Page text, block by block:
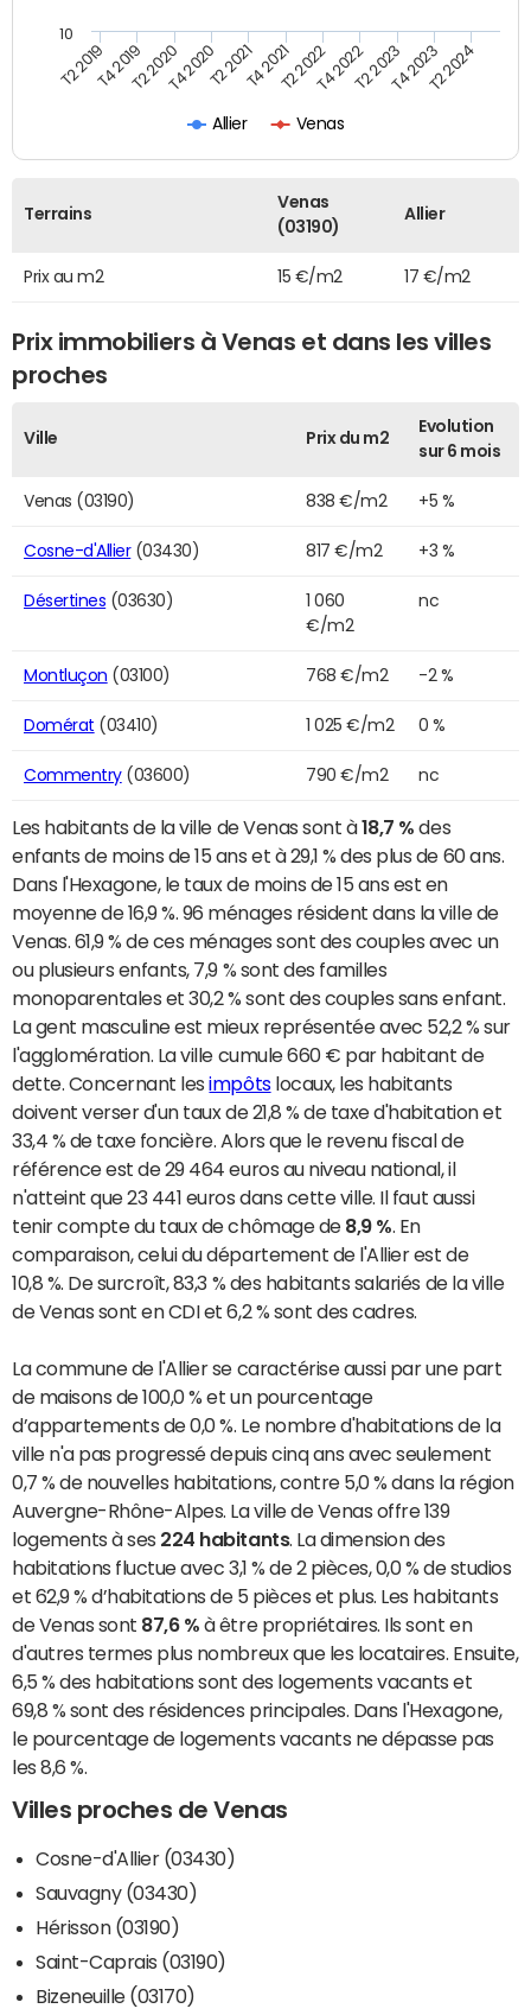
Allier Venas
T2 2019T4 2019T2 2020T4 2020T2 2021T4 2021T2 2022T4 2022T2 2023T4 2023T2 2024
10
Terrains
Venas
(03190)
Allier
Prix au m2 15 €/m2 17 €/m2
Prix immobiliers à Venas et dans les villes
proches
Ville Prix du m2
Evolution
sur 6 mois
Venas (03190) 838 €/m2 +5 %
Cosne-d'Allier(03430) 817 €/m2 +3 %
Désertines (03630)
1 060
€/m2
nc
Montluçon (03100) 768 €/m2 -2 %
Domérat (03410) 1 025 €/m2 0 %
Commentry(03600) 790 €/m2 nc
Les habitants de la ville de Venas sont à18,7 % des
enfants de moins de 15 ans et à 29,1 % des plus de 60 ans.
Dans l'Hexagone, le taux de moins de 15 ans est en
moyenne de 16,9 %. 96 ménages résident dans la ville de
Venas. 61,9 % de ces ménages sont des couples avec un
ou plusieurs enfants, 7,9 % sont des familles
monoparentales et 30,2 % sont des couples sans enfant.
La gent masculine est mieux représentée avec 52,2 % sur
l'agglomération. La ville cumule 660 € par habitant de
dette. Concernant lesimpôtslocaux, les habitants
doivent verser d'un taux de 21,8 % de taxe d'habitation et
33,4 % de taxe foncière. Alors que le revenu fiscal de
référence est de 29 464 euros au niveau national, il
n'atteint que 23 441 euros dans cette ville. Il faut aussi
tenir compte du taux de chômage de 8,9 % . En
comparaison, celui du département de l'Allier est de
10,8 %. De surcroît, 83,3 % des habitants salariés de la ville
de Venas sont en CDI et 6,2 % sont des cadres.
La commune de l'Allier se caractérise aussi par une part
de maisons de 100,0 % et un pourcentage
d’appartements de 0,0 %. Le nombre d'habitations de la
ville n'a pas progressé depuis cinq ans avec seulement
0,7 % de nouvelles habitations, contre 5,0 % dans la région
Auvergne-Rhône-Alpes. La ville de Venas offre 139
logements à ses 224 habitants. La dimension des
habitations fluctue avec 3,1 % de 2 pièces, 0,0 % de studios
et 62,9 % d’habitations de 5 pièces et plus. Les habitants
de Venas sont 87,6 % à être propriétaires. Ils sont en
d'autres termes plus nombreux que les locataires. Ensuite,
6,5 % des habitations sont des logements vacants et
69,8 % sont des résidences principales. Dans l'Hexagone,
le pourcentage de logements vacants ne dépasse pas
les 8,6 %.
Villes proches de Venas
Cosne-d'Allier (03430)
Sauvagny (03430)
Hérisson (03190)
Saint-Caprais (03190)
Bizeneuille (03170)